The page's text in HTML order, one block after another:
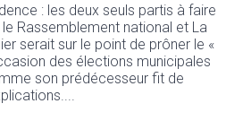
: les deux seuls partis à faire
Rassemblement national et La
serait sur le point de prôner le «
des élections municipales
son prédécesseur fit de